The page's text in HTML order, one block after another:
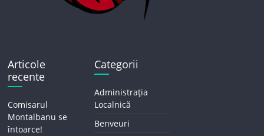
Articole
recente
Comisarul
Montalbanu se
întoarce!
Categorii
Administrația
Localnică
Benveuri